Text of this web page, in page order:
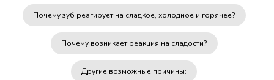
Почему зуб реагирует на сладкое, холодное и горячее?
Почему возникает реакция на сладости?
Другие возможные причины: